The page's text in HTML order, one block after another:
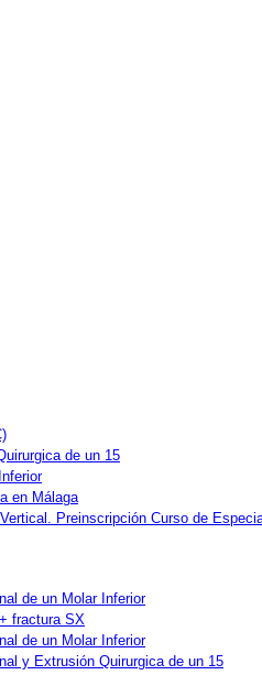
de un 15
en Málaga
Preinscripción Curso de
de un Molar Inferior
fractura SX
de un Molar Inferior
y Extrusión Quirurgica de un 15